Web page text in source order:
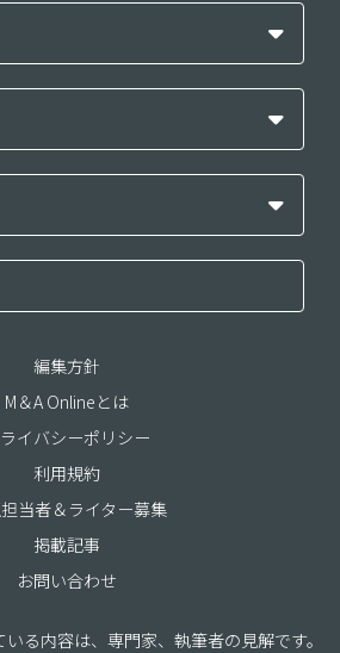
編集方針
M＆A Onlineとは
イバシーポリシー
利用規約
当者＆ライター募集
掲載記事
お問い合わせ
る内容は、専門家、執筆者の見解です。